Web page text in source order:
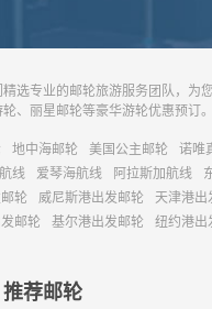
选专业的邮轮旅游服务团队，
、丽星邮轮等豪华游轮优惠预订
地中海邮轮 美国公主邮轮
诺唯
线 爱琴海航线 阿拉斯加航线
轮 威尼斯港出发邮轮
天津港出
邮轮 基尔港出发邮轮 纽约港出
推荐邮轮